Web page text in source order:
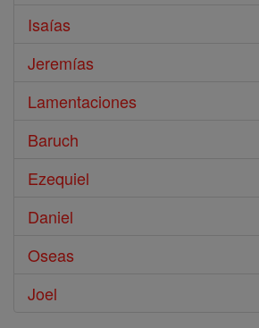
Isaías
Jeremías
Lamentaciones
Baruch
Ezequiel
Daniel
Oseas
Joel